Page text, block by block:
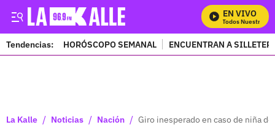
EN VIVO
Mira Todos Nuestros
Tendencias: HORÓSCOPO SEMANAL ENCUENTRAN A
La Kalle / Noticias / Nación / Giro inesperado en caso de niña